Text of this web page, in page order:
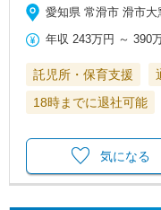
愛知県 常滑市 滑市大
年収 243万円 ～390
託児所・保育支援
18時までに退社可能
気になる